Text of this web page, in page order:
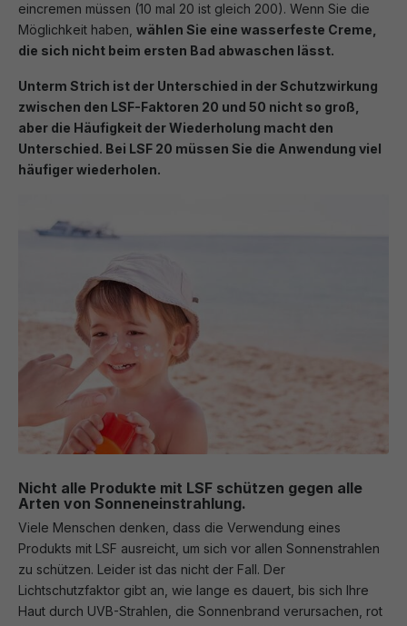
eincremen müssen (10 mal 20 ist gleich 200). Wenn Sie die
Möglichkeit haben, wählen Sie eine wasserfeste Creme,
die sich nicht beim ersten Bad abwaschen lässt.
Unterm Strich ist der Unterschied in der Schutzwirkung
zwischen den LSF-Faktoren 20 und 50 nicht so groß,
aber die Häufigkeit der Wiederholung macht den
Unterschied. Bei LSF 20 müssen Sie die Anwendung viel
häufiger wiederholen.
Nicht alle Produkte mit LSF schützen gegen alle
Arten von Sonneneinstrahlung.
Viele Menschen denken, dass die Verwendung eines
Produkts mit LSF ausreicht, um sich vor allen Sonnenstrahlen
zu schützen. Leider ist das nicht der Fall. Der
Lichtschutzfaktor gibt an, wie lange es dauert, bis sich Ihre
Haut durch UVB-Strahlen, die Sonnenbrand verursachen, rot